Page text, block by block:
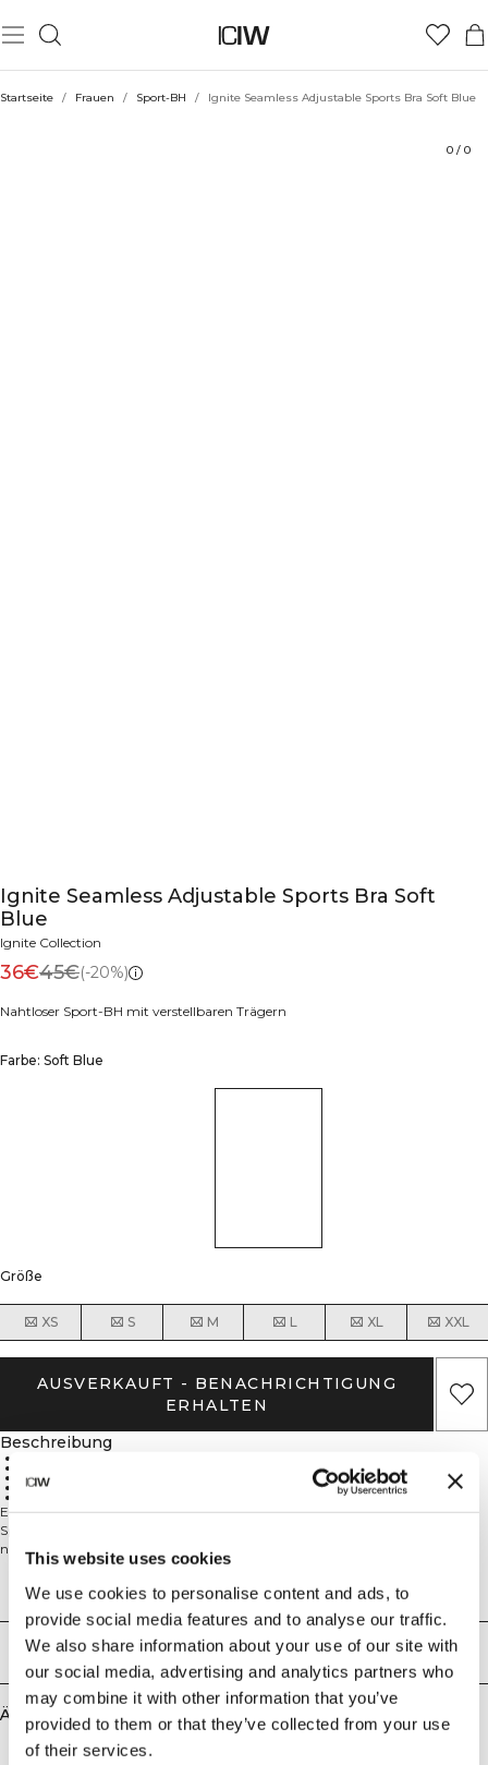
This website uses cookies
We use cookies to personalise content and ads, to
provide social media features and to analyse our traffic.
We also share information about your use of our site with
our social media, advertising and analytics partners who
may combine it with other information that you’ve
provided to them or that they’ve collected from your use
of their services.
Startseite / Frauen / Sport-BH / Ignite Seamless Adjustable Sports Bra Soft Blue
0 / 0
Ignite Seamless Adjustable Sports Bra Soft
Blue
Ignite Collection
36€45€(-20%)
Nahtloser Sport-BH mit verstellbaren Trägern
Farbe: Soft Blue
Größe
XS S M L XL XXL
AUSVERKAUFT - BENACHRICHTIGUNG
ERHALTEN
Beschreibung
Vier-Wege-Stretch
Herausnehmbare Cups
Erleben Sie Komfort und Flexibilität mit dem Ignite Seamless Verstellbaren
Sport-BH—entwickelt für leichte Unterstützung mit einer strukturierten,
nahtlosen Passform. Dieser vielseitige Sport-BH verfügt über verstellbare
Träger, die sowohl traditionell als auch als Kreuz am Rücken getragen werden
können, für individuell anpassbare Unterstützung und Style. Perfekt für
mittlere Cup-Größen, kommt er mit herausnehmbaren Cups für anpassbare
Bedeckung. Die nahtlose Konstruktion und das Vier-Wege-Stretch-Material
gewährleisten uneingeschränkte Bewegungsfreiheit, während die
atmungsaktive Mischung Sie bei jeder Aktivität kühl hält. 88% Polyamid, 12%
Lycra.
Technical Aspects
Lieferung & Rückgabe
Ähnliche Produkte